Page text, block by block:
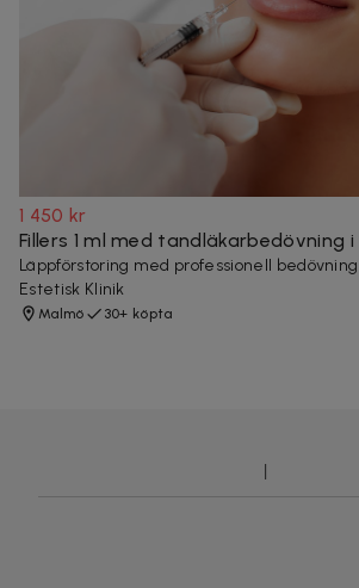
1 450 kr
Fillers 1 ml med tandläkarbedövning
Läppförstoring med professionell bedövning
Estetisk Klinik
Malmö 30+ köpta